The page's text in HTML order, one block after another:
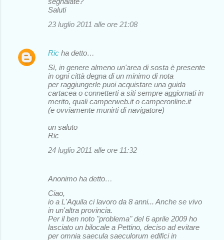
Saluti
23 luglio 2011 alle ore 21:08
Ric ha detto…
Sì, in genere almeno un'area di sosta è presente
in ogni città degna di un minimo di nota
per raggiungerle puoi acquistare una guida
cartacea o connetterti a siti sempre aggiornati in
merito, quali camperweb.it o camperonline.it
(e ovviamente munirti di navigatore)
un saluto
Ric
24 luglio 2011 alle ore 11:32
Anonimo ha detto…
Ciao,
io a L'Aquila ci lavoro da 8 anni... Anche se vivo
in un'altra provincia.
Per il ben noto "problema" del 6 aprile 2009 ho
lasciato un bilocale a Pettino, deciso ad evitare
per omnia saecula saeculorum edifici in